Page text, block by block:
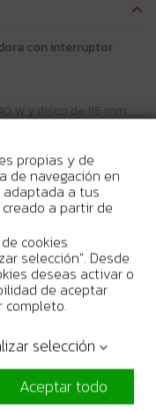
con interruptor
y disco de 115 mm.
el inducido y la
de refrigeración.
mayor comodidad
diámetro y peso ligero
contra el polvo y
la herramienta
continuo
el engranaje de
el doble o
propias y de
de navegación en
a tus
a partir de
cookies
selección". Desde
deseas activar o
de aceptar
completo.
selección
Aceptar todo